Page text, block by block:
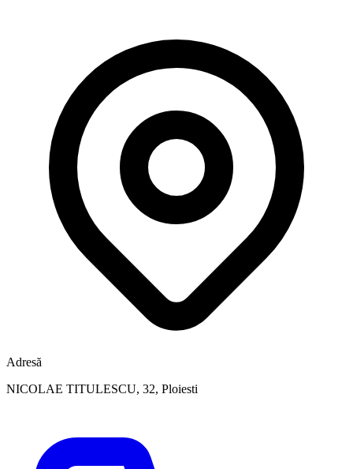
Adresă
NICOLAE TITULESCU, 32, Ploiesti